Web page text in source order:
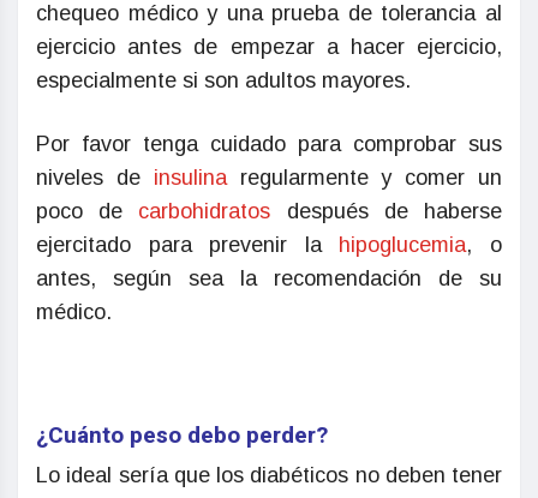
chequeo médico y una prueba de tolerancia al
ejercicio antes de empezar a hacer ejercicio,
especialmente si son adultos mayores.
Por favor tenga cuidado para comprobar sus
niveles de insulina regularmente y comer un
poco de carbohidratos después de haberse
ejercitado para prevenir la hipoglucemia, o
antes, según sea la recomendación de su
médico.
¿Cuánto peso debo perder?
Lo ideal sería que los diabéticos no deben tener